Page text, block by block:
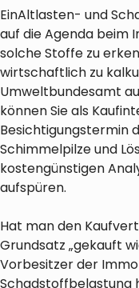
EinAltlasten- und
auf die Agenda beim
solche Stoffe zu
wirtschaftlich zu
Umweltbundesamt
können Sie als
Besichtigungstermin
Schimmelpilze und
kostengünstigen
aufspüren.
Hat man den
Grundsatz „gekauft
Vorbesitzer der
Schadstoffbelastung